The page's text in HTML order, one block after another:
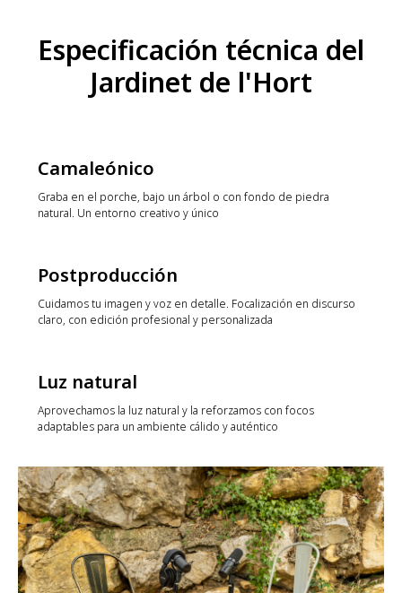
Especificación técnica del
Jardinet de l'Hort
Camaleónico
Graba en el porche, bajo un árbol o con fondo de piedra
natural. Un entorno creativo y único
Postproducción
Cuidamos tu imagen y voz en detalle. Focalización en discurso
claro, con edición profesional y personalizada
Luz natural
Aprovechamos la luz natural y la reforzamos con focos
adaptables para un ambiente cálido y auténtico